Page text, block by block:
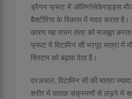
ड्रैगन फ्रूट में ऑलिगोसेकेराइड्स
बैक्टीरिया के विकास में मदद करता
कारण यह पाचन तंत्र को मजबूत
फ्रूट में विटामिन सी भरपूर मात्रा में
सिस्टम को बढ़ावा देता है।
दरअसल, विटामिन सी की मात्रा
शरीर में घातक संक्रमणों से लड़ने में